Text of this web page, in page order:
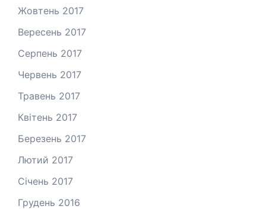
Жовтень 2017
Вересень 2017
Серпень 2017
Червень 2017
Травень 2017
Квітень 2017
Березень 2017
Лютий 2017
Січень 2017
Грудень 2016